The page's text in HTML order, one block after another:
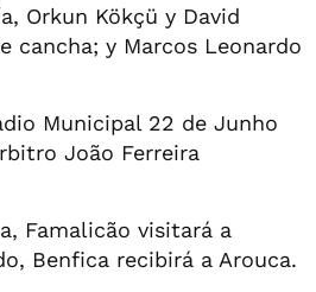
Orkun Kökçü y David
cancha; y Marcos Leonardo
Municipal 22 de Junho
João Ferreira
Famalicão visitará a
Benfica recibirá a Arouca.